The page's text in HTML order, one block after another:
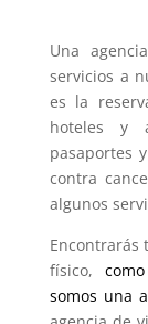
Una
servicios a
es la
hoteles y
pasaportes
contra
algunos
Encontrarás
físico,
somos una